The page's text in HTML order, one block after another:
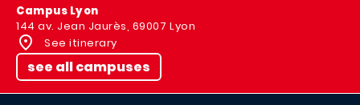
Campus Lyon
144 av. Jean Jaurès, 69007 Lyon
See itinerary
see all campuses